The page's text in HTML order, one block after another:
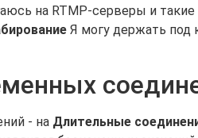
на RTMP-серверы и
Я могу держать под
- на Длительные